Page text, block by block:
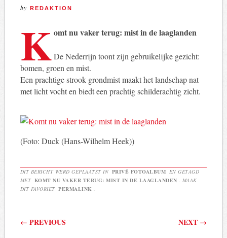
by REDAKTION
Komt nu vaker terug: mist in de laaglanden
De Nederrijn toont zijn gebruikelijke gezicht:
bomen, groen en mist.
Een prachtige strook grondmist maakt het landschap nat
met licht vocht en biedt een prachtig schilderachtig zicht.
(Foto: Duck (Hans-Wilhelm Heek))
DIT BERICHT WERD GEPLAATST IN PRIVÉ FOTOALBUM EN GETAGD
MET KOMT NU VAKER TERUG: MIST IN DE LAAGLANDEN
. MAAK
DIT FAVORIET PERMALINK
Berichtnavigatie
← PREVIOUS NEXT →